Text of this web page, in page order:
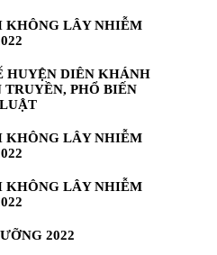
KHÔNG LÂY NHIỄM
HUYỆN DIÊN KHÁNH
PHỔ BIẾN
KHÔNG LÂY NHIỄM
KHÔNG LÂY NHIỄM
2022